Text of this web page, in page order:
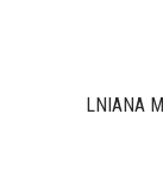
LNIANA